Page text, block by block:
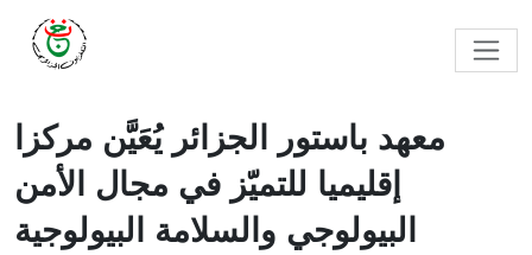
معهد باستور الجزائر يُعَيَّن مركزا
إقليميا للتميّز في مجال الأمن
البيولوجي والسلامة البيولوجية